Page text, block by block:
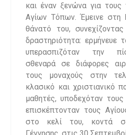
και έναν ξενώνα για
Αγίων Τόπων. Έμεινε στη
θάνατό του,
δραστηριότητα: ερμήνευε
υπερασπιζόταν την
σθεναρά σε διάφορες
τους μοναχούς στην
κλασικό και χριστιανικό
μαθητές, υποδεχόταν
επισκέπτονταν τους
στο κελί του, κοντά